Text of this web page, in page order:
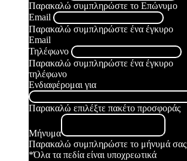
Παρακαλώ συμπληρώστε το Επώνυμο
Email
Παρακαλώ συμπληρώστε ένα έγκυρο
Email
Τηλέφωνο
Παρακαλώ συμπληρώστε ένα έγκυρο
τηλέφωνο
Ενδιαφέρομαι για
Παρακαλώ επιλέξτε πακέτο προσφοράς
Μήνυμα
Παρακαλώ συμπληρώστε το μήνυμά σας
*Όλα τα πεδία είναι υποχρεωτικά